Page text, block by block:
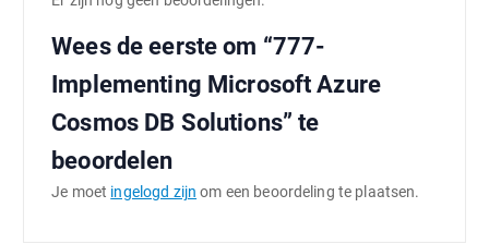
Wees de eerste om “777-
Implementing Microsoft Azure
Cosmos DB Solutions” te
beoordelen
Je moet ingelogd zijn om een beoordeling te plaatsen.